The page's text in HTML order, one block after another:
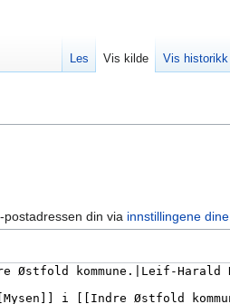
din via innstillingene dine
Les Vis kilde Vis historikk